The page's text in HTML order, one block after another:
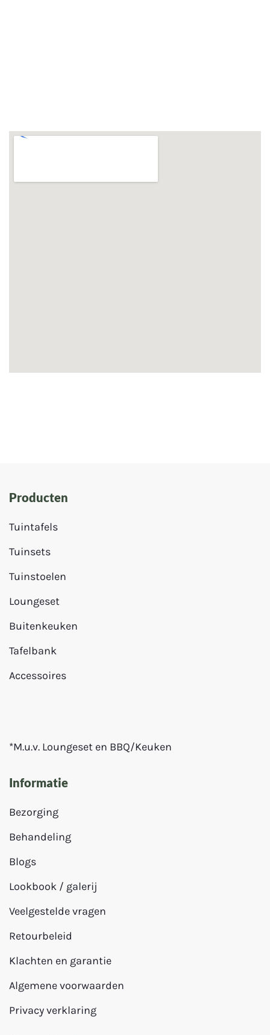
Producten
Tuintafels
Tuinsets
Tuinstoelen
Loungeset
Buitenkeuken
Tafelbank
Accessoires
*M.u.v. Loungeset en BBQ/Keuken
Informatie
Bezorging
Behandeling
Blogs
Lookbook / galerij
Veelgestelde vragen
Retourbeleid
Klachten en garantie
Algemene voorwaarden
Privacy verklaring